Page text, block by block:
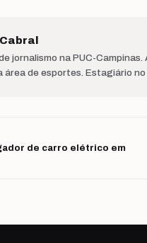
jornalismo na PUC-
área de esportes. Estagiário no
de carro elétrico em